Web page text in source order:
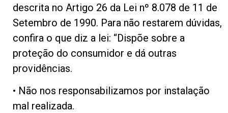
descrita no Artigo 26 da Lei nº 8.078 de 11 de
Setembro de 1990. Para não restarem dúvidas,
confira o que diz a lei: “Dispõe sobre a
proteção do consumidor e dá outras
providências.
• Não nos responsabilizamos por instalação
mal realizada.